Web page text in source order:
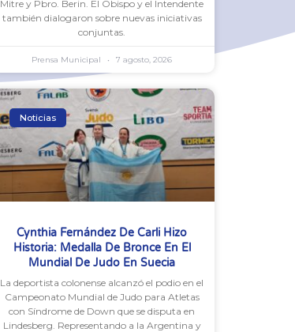
Mitre y Pbro. Berin. El Obispo y el Intendente
también dialogaron sobre nuevas iniciativas
conjuntas.
Prensa Municipal 7 agosto, 2026
Noticias
Cynthia Fernández De Carli Hizo
Historia: Medalla De Bronce En El
Mundial De Judo En Suecia
La deportista colonense alcanzó el podio en el
Campeonato Mundial de Judo para Atletas
con Síndrome de Down que se disputa en
Lindesberg. Representando a la Argentina y